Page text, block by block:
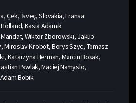
Çek, İsveç, Slovakia, Fransa
Kasia Adamik
Wiktor Zborowski, Jakub
Miroslav Krobot, Borys Szyc, Tomasz
Katarzyna Herman, Marcin Bosak,
Pawlak, Maciej Namyslo,
Bobik